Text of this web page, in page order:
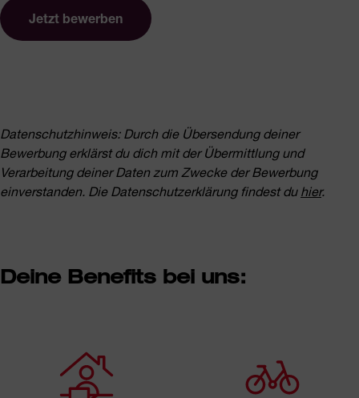
Jetzt bewerben
Datenschutzhinweis: Durch die Übersendung deiner
Bewerbung erklärst du dich mit der Übermittlung und
Verarbeitung deiner Daten zum Zwecke der Bewerbung
einverstanden. Die Datenschutzerklärung findest du hier.
Deine Benefits bei uns: